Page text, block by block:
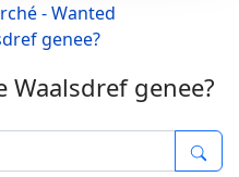
- Wanted
genee?
Waalsdref genee?